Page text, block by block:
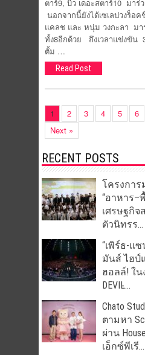
ตาร์9, บิว เดอะสตาร์10 มาร่
นอกจากนี้ยังได้เซเลปวงร็อค
แคลช และ หนุ่ม วงกะลา มา
ทั้ง8อีกด้วย ถึงเวลาแข่งขัน
ตั้ม …
Read Post
1 2 3 4 5 6
Next »
RECENT POSTS
โครงกา
“อาหาร–
เศรษฐกิจ
ตัวนิทรร...
“เพิร์ธ-แ
มันส์ ไฮป์
ฮอลล์! ในง
DEVIL̵...
Chato
ตามหา
ผ่าน
เอ็กซ์พีเรี...